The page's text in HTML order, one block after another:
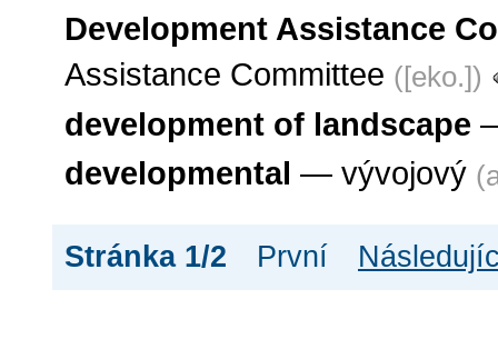
Development Assistance Co
Assistance Committee ([eko.])
development of landscape
developmental — vývojový
Stránka 1/2 První